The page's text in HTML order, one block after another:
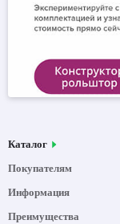
Каталог
Покупателям
Информация
Преимущества